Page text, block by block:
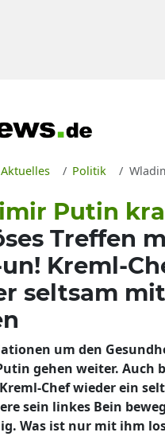
Aktuelles Politik
Putin
Treffen
Kreml-
seltsam
um den
gehen weiter. Auch
Chef wieder ein
sein linkes Bein
Was ist nur mit ihm